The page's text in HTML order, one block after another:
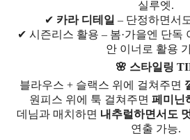
실루엣.
✔ 카라 디테일 – 단정하면서
✔ 시즌리스 활용 – 봄·가을엔 단독
안 이너로 활용
🌸 스타일링
블라우스 + 슬랙스 위에 걸쳐주면
원피스 위에 툭 걸쳐주면 페미닌
데님과 매치하면 내추럴하면서도
연출 가능.